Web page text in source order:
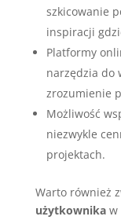
szkicowanie
inspiracji
Platformy
narzędzia do
zrozumienie
Możliwość
niezwykle
projektach.
Warto również
użytkownikaw